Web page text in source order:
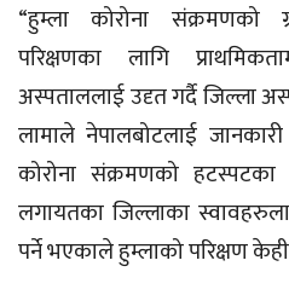
“हुम्ला कोरोना संक्रमणको
परिक्षणका लागि
अस्पताललाई उदृत गर्दै जिल्ला
लामाले नेपालबोटलाई
कोरोना संक्रमणको
लगायतका जिल्लाका
पर्ने भएकाले हुम्लाको परिक्षण